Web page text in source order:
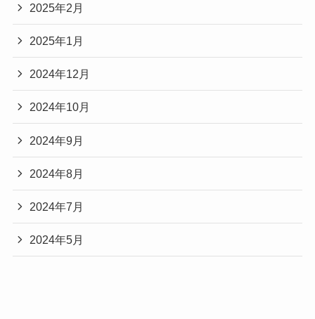
2025年2月
2025年1月
2024年12月
2024年10月
2024年9月
2024年8月
2024年7月
2024年5月